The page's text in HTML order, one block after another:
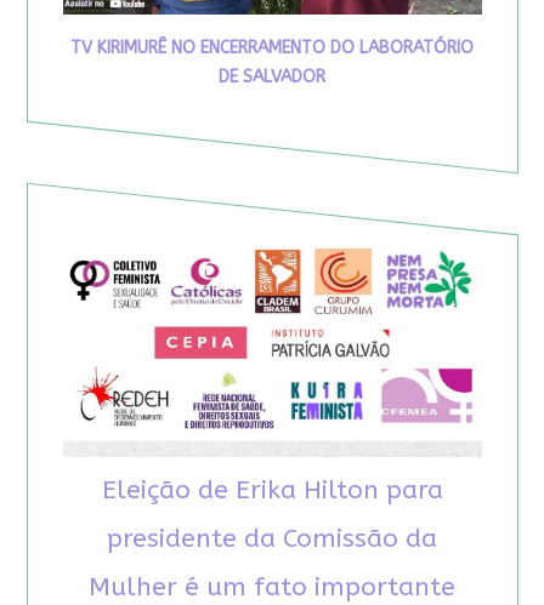
TV KIRIMURÊ NO ENCERRAMENTO DO LABORATÓRIO
DE SALVADOR
Eleição de Erika Hilton para
presidente da Comissão da
Mulher é um fato importante